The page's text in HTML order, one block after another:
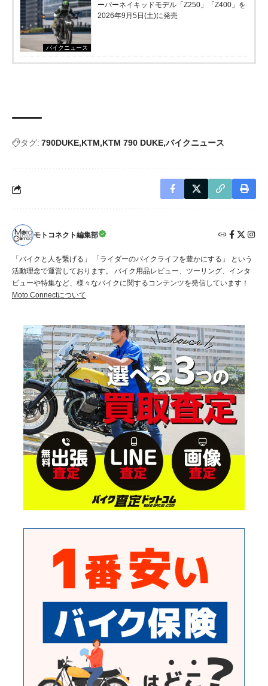
バイクニュース
ーパーネイキッドモデル「Z250」「Z400」を
2026年9月5日(土)に発売
タグ: 790DUKE KTM KTM 790 DUKE バイクニュース
モトコネクト編集部
「バイクと人を繋げる」 「ライダーのバイクライフを豊かにする」 という
活動理念で運営しております。 バイク用品レビュー、ツーリング、インタ
ビューや特集など、様々なバイクに関するコンテンツを発信しています！
Moto Connectについて